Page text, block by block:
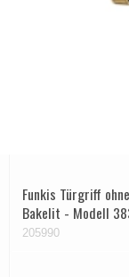
Funkis Türgriff
Bakelit - Modell
205990